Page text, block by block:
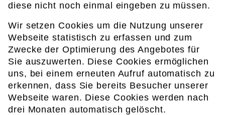
diese nicht noch einmal eingeben zu müssen.
Wir setzen Cookies um die Nutzung unserer
Webseite statistisch zu erfassen und zum
Zwecke der Optimierung des Angebotes für
Sie auszuwerten. Diese Cookies ermöglichen
uns, bei einem erneuten Aufruf automatisch zu
erkennen, dass Sie bereits Besucher unserer
Webseite waren. Diese Cookies werden nach
drei Monaten automatisch gelöscht.